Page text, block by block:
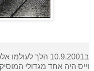
ב10.9.2001 הלך לעולמו אלכס וייס, והוא בן 72.
וייס היה אחד מגדולי